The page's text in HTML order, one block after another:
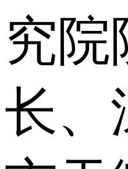
究院
长、